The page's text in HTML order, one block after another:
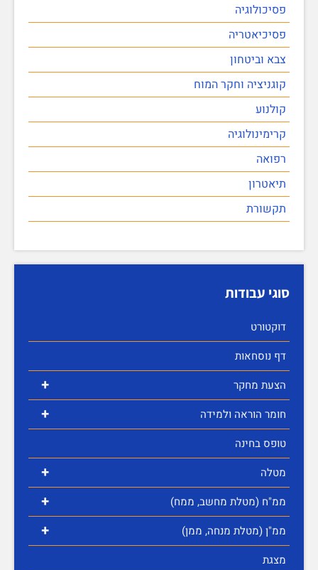
פסיכולוגיה
פסיכיאטריה
צבא וביטחון
קוגניציה וחקר המוח
קולנוע
קרימינולוגיה
רפואה
תיאטרון
תקשורת
סוגי עבודות
דוקטורט
דף נוסחאות
+ הצעת מחקר
+
חומר הוראה ולמידה
טופס בחינה
+ מטלה
+ ממ"ח (מטלת מחשב, ממח)
+
ממ"ן (מטלת מנחה, ממן)
מצגת